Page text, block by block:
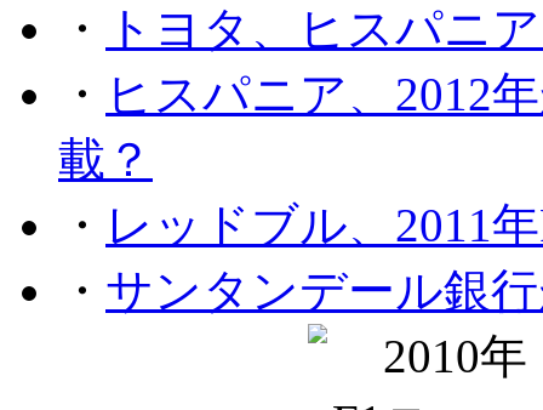
・
トヨタ、ヒスパニ
・ ヒスパニア、2012
載？
・ レッドブル、2011
・ サンタンデール銀